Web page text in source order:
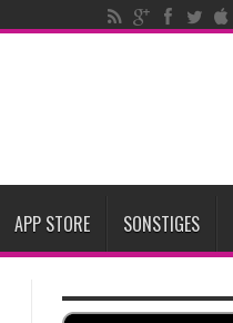
APP STORE SONSTIGES